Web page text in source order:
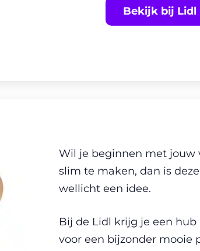
Bekijk bij Lidl
Wil je beginnen met jouw
slim te maken, dan is
wellicht een idee.
Bij de Lidl krijg je een hub
voor een bijzonder mooie